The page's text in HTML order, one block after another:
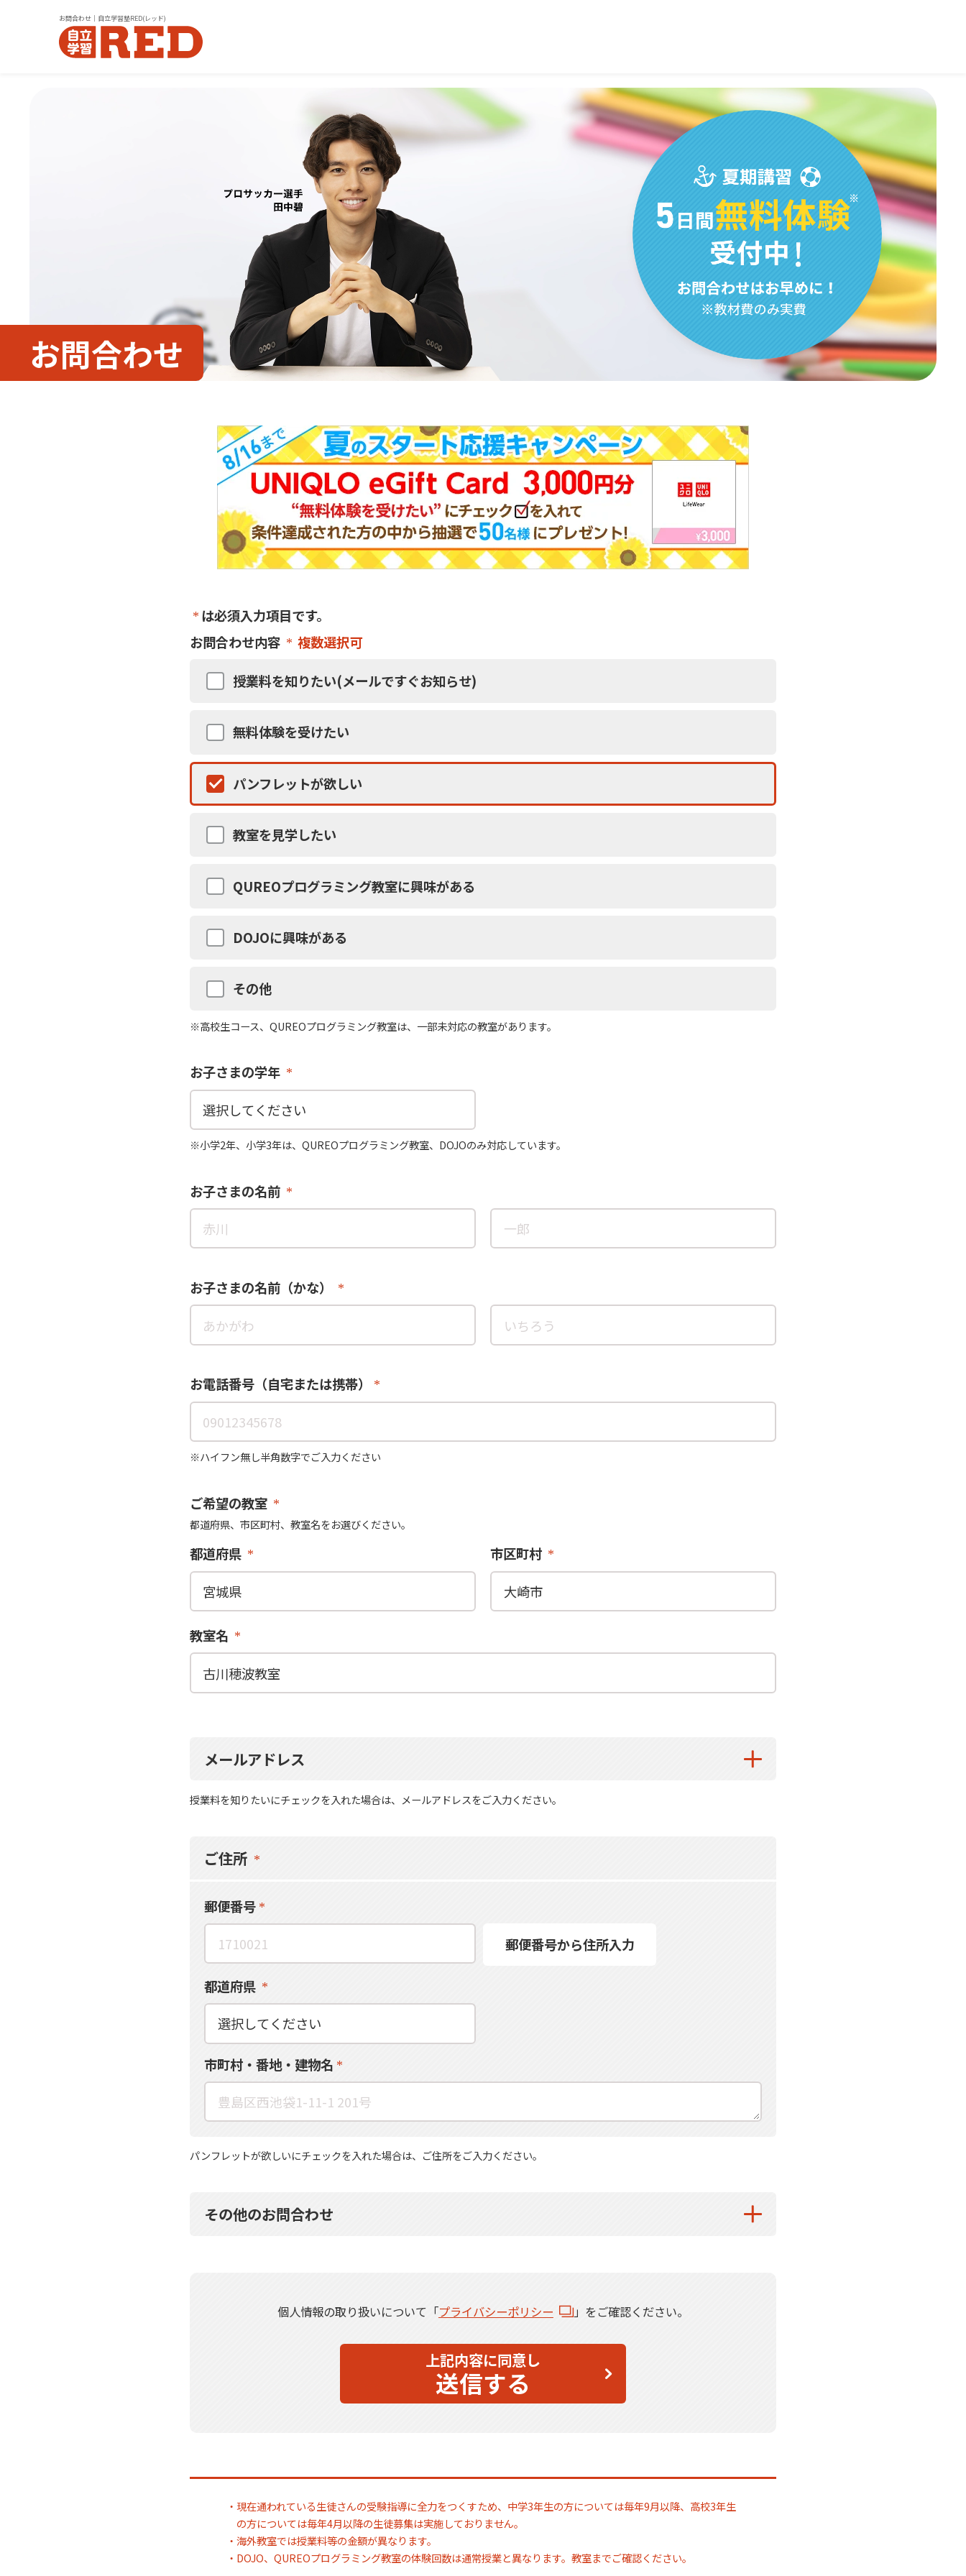
お問合わせ｜自立学習塾RED(レッド)
お問合わせ
は必須入力項目です。
お問合わせ内容
複数選択可
授業料を知りたい(メールですぐお知らせ)
無料体験を受けたい
パンフレットが欲しい
教室を見学したい
QUREOプログラミング教室に興味がある
DOJOに興味がある
その他
※高校生コース、QUREOプログラミング教室は、一部未対応の教室があります。
お子さまの学年
※小学2年、小学3年は、QUREOプログラミング教室、DOJOのみ対応しています。
お子さまの名前
お子さまの名前（かな）
お電話番号（自宅または携帯）
※ハイフン無し半角数字でご入力ください
ご希望の教室
都道府県、市区町村、教室名をお選びください。
都道府県 市区町村
教室名
メールアドレス
授業料を知りたいにチェックを入れた場合は、メールアドレスをご入力ください。
ご住所
郵便番号
郵便番号から住所入力
都道府県
市町村・番地・建物名
パンフレットが欲しいにチェックを入れた場合は、ご住所をご入力ください。
その他のお問合わせ
個人情報の取り扱いについて「プライバシーポリシー 」をご確認ください。
上記内容に同意し
送信する
・現在通われている生徒さんの受験指導に全力をつくすため、中学3年生の方については毎年9月以降、高校3年生
の方については毎年4月以降の生徒募集は実施しておりません。
・海外教室では授業料等の金額が異なります。
・DOJO、QUREOプログラミング教室の体験回数は通常授業と異なります。教室までご確認ください。